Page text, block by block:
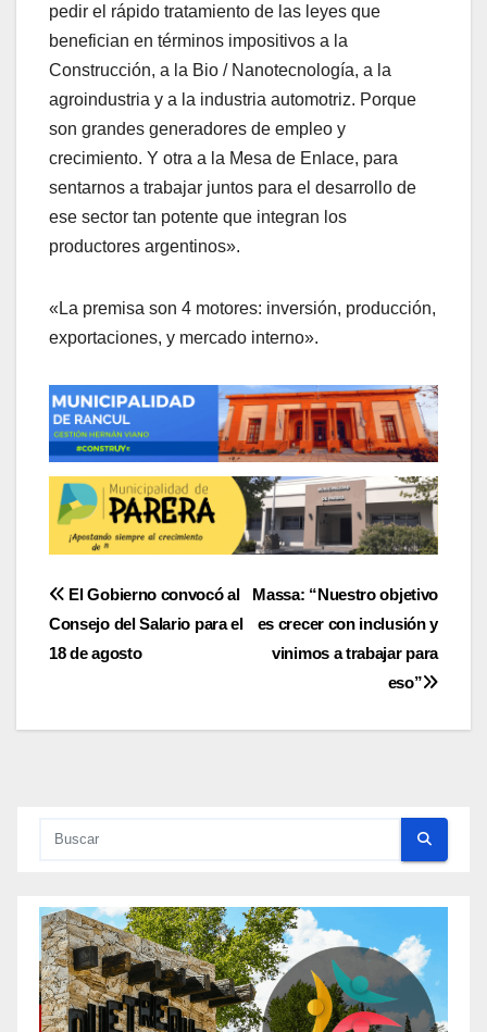
pedir el rápido tratamiento de las leyes que
benefician en términos impositivos a la
Construcción, a la Bio / Nanotecnología, a la
agroindustria y a la industria automotriz. Porque
son grandes generadores de empleo y
crecimiento. Y otra a la Mesa de Enlace, para
sentarnos a trabajar juntos para el desarrollo de
ese sector tan potente que integran los
productores argentinos».
«La premisa son 4 motores: inversión, producción,
exportaciones, y mercado interno».
Navegación
de
Massa: “Nuestro objetivo
es crecer con inclusión y
vinimos a trabajar para
eso”
El Gobierno convocó al
Consejo del Salario para el
18 de agosto